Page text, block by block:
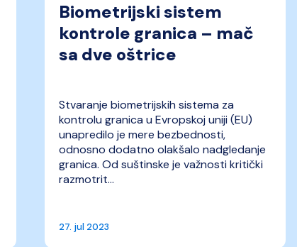
Biometrijski sistem
kontrole granica – mač
sa dve oštrice
Stvaranje biometrijskih sistema za
kontrolu granica u Evropskoj uniji (EU)
unapredilo je mere bezbednosti,
odnosno dodatno olakšalo nadgledanje
granica. Od suštinske je važnosti kritički
razmotrit...
27. jul 2023